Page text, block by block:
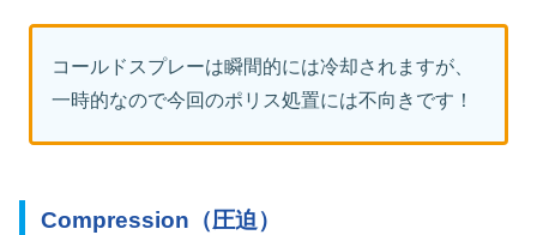
コールドスプレーは瞬間的には冷却されますが、
一時的なので今回のポリス処置には不向きです！
Compression（圧迫）